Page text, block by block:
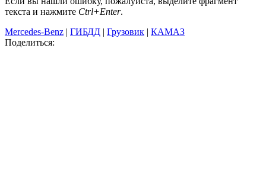
текста и нажмите Ctrl+Enter.
Mercedes-Benz | ГИБДД | Грузовик | КАМАЗ
Поделиться: